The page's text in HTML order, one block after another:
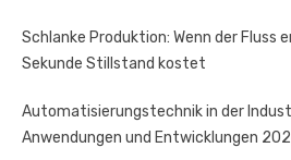
Schlanke Produktion: Wenn der Fluss
Sekunde Stillstand kostet
Automatisierungstechnik in der
Anwendungen und Entwicklungen